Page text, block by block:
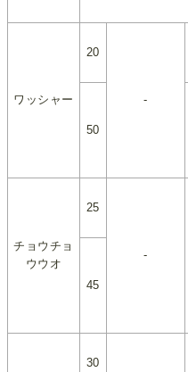
ワッシャー
20
-
50
チョウチョ
ウウオ
25
-
45
30